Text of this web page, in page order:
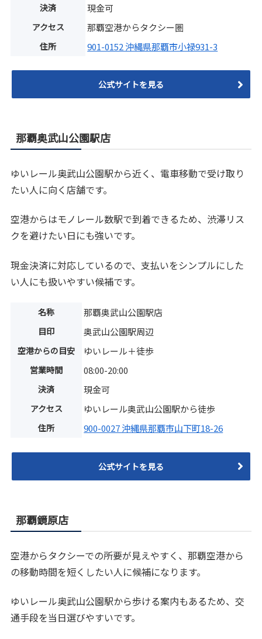
決済 現金可
アクセス 那覇空港からタクシー圏
住所 901-0152 沖縄県那覇市小禄931-3
公式サイトを見る
那覇奥武山公園駅店
ゆいレール奥武山公園駅から近く、電車移動で受け取り
たい人に向く店舗です。
空港からはモノレール数駅で到着できるため、渋滞リス
クを避けたい日にも強いです。
現金決済に対応しているので、支払いをシンプルにした
い人にも扱いやすい候補です。
名称 那覇奥武山公園駅店
目印 奥武山公園駅周辺
空港からの目安 ゆいレール＋徒歩
営業時間 08:00-20:00
決済 現金可
アクセス ゆいレール奥武山公園駅から徒歩
住所 900-0027 沖縄県那覇市山下町18-26
公式サイトを見る
那覇鏡原店
空港からタクシーでの所要が見えやすく、那覇空港から
の移動時間を短くしたい人に候補になります。
ゆいレール奥武山公園駅から歩ける案内もあるため、交
通手段を当日選びやすいです。